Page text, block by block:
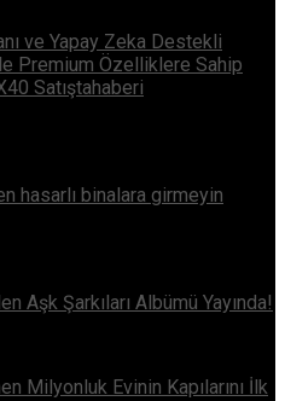
ve Yapay Zeka Destekli
Premium Özelliklere Sahip
Satıştahaberi
hasarlı binalara girmeyin
Aşk Şarkıları Albümü Yayında!
Milyonluk Evinin Kapılarını İlk